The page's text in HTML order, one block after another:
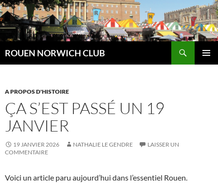
Aller
au
contenu
ROUEN NORWICH CLUB
A PROPOS D'HISTOIRE
ÇA S’EST PASSÉ UN 19
JANVIER
19 JANVIER 2026 NATHALIE LE GENDRE
LAISSER UN
COMMENTAIRE
Voici un article paru aujourd’hui dans l’essentiel Rouen.